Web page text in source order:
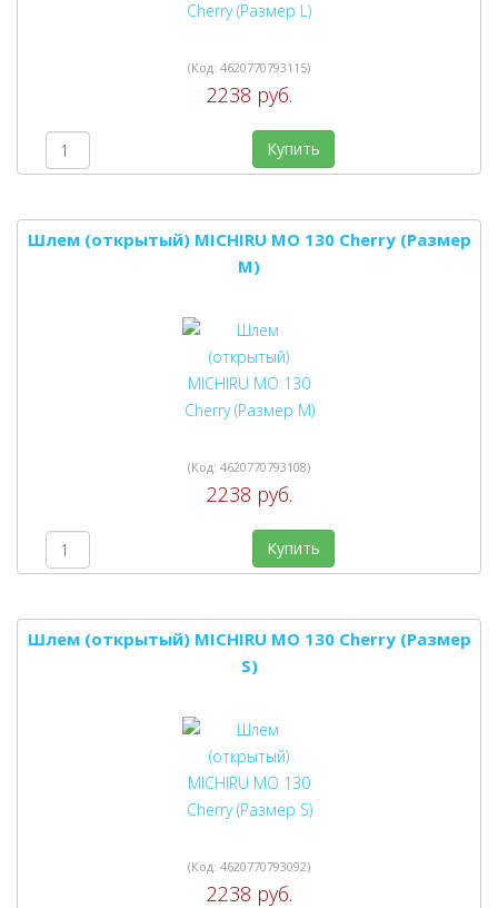
(Код: 4620770793115)
2238 руб.
Купить
Шлем (открытый) MICHIRU MO 130 Cherry (Размер
M)
(Код: 4620770793108)
2238 руб.
Купить
Шлем (открытый) MICHIRU MO 130 Cherry (Размер
S)
(Код: 4620770793092)
2238 руб.